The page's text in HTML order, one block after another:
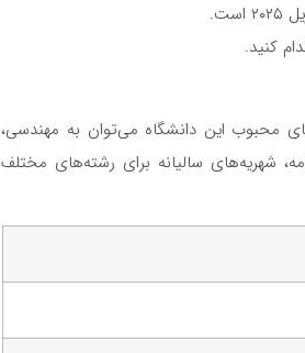
کنید.
محبوب این دانشگاه می‌توان به مهندسی،
شهریه‌های سالیانه برای رشته‌های مختلف